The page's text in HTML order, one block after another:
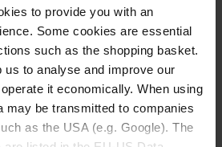
to provide you with an
Some cookies are essential
such as the shopping basket.
us to analyse and improve our
it economically. When using
may be transmitted to companies
as the USA (e.g. Google). The
EL